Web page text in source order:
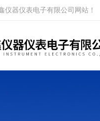
仪器仪表电子有限公司网站！